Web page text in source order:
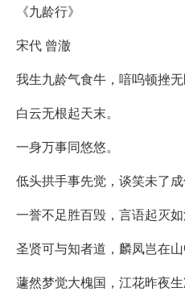
《九龄行》
宋代 曾澈
我生九龄气食牛，喑呜顿挫无
白云无根起天末。
一身万事同悠悠。
低头拱手事先觉，谈笑未了成
一誉不足胜百毁，言语起灭如
圣贤可与知者道，麟凤岂在山
蘧然梦觉大槐国，江花昨夜生